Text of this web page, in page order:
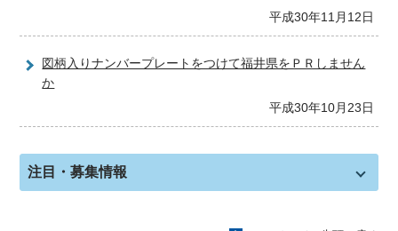
平成30年11月12日
図柄入りナンバープレートをつけて福井県をＰＲしません
か
平成30年10月23日
注目・募集情報